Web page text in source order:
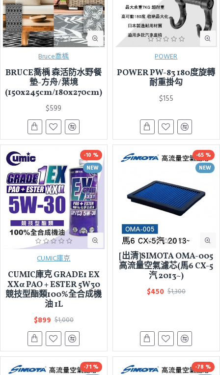
Bruce喬楀
BRUCE喬楀 森活防水野餐
墊-方舟/葉境
(150x245cm/180x270cm)
$599
POWER
POWER PW-83 180度旋轉
耐重掛勾
$155
NEW
-10 %
CUMIC庫克
CUMIC庫克 GRADE1 EX
XXα PAO + ESTER 5W30
競技型酯類100%全合成機
油 1L
$899 $1,000
NEW
-65 %
[出清]SIMOTA OMA-005
高流量空氣濾芯(馬6 CX-5
汽 2013~)
$450 $1,300
-71 % -78 %